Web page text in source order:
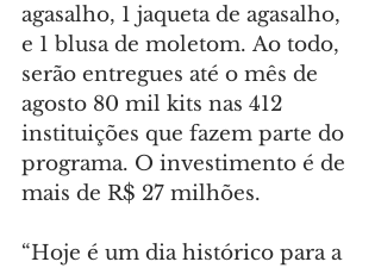
agasalho, 1 jaqueta de agasalho,
e 1 blusa de moletom. Ao todo,
serão entregues até o mês de
agosto 80 mil kits nas 412
instituições que fazem parte do
programa. O investimento é de
mais de R$ 27 milhões.
“Hoje é um dia histórico para a